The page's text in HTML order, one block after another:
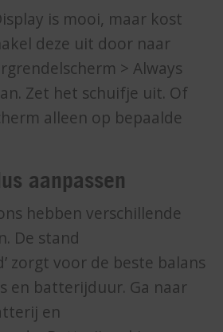
is mooi, maar kost
deze uit door naar
> Always
Zet het schuifje uit. Of
alleen op bepaalde
aanpassen
hebben verschillende
De stand
zorgt voor de beste balans
en batterijduur. Ga naar
en